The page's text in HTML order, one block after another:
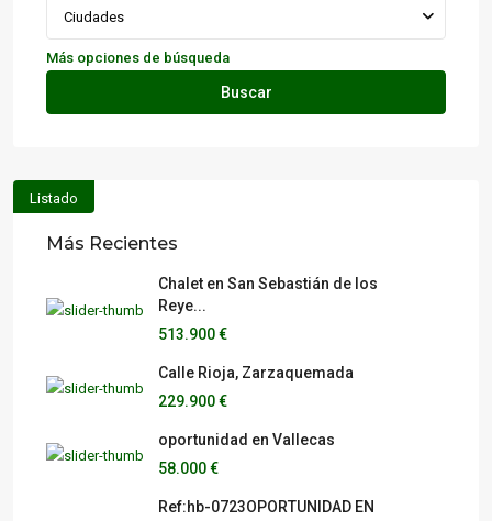
Ciudades
Más opciones de búsqueda
Buscar
Listado
Más Recientes
Chalet en San Sebastián de los
Reye...
513.900 €
Calle Rioja, Zarzaquemada
229.900 €
oportunidad en Vallecas
58.000 €
Ref:hb-0723OPORTUNIDAD EN